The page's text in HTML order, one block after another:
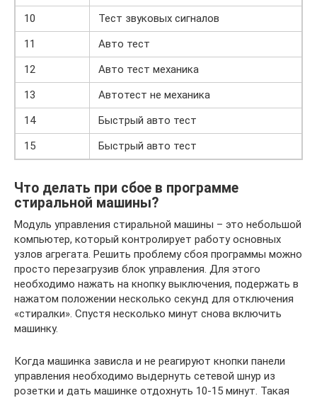
10
Тест звуковых сигналов
11
Авто тест
12
Авто тест механика
13
Автотест не механика
14
Быстрый авто тест
15
Быстрый авто тест
Что делать при сбое в программе
стиральной машины?
Модуль управления стиральной машины – это небольшой
компьютер, который контролирует работу основных
узлов агрегата. Решить проблему сбоя программы можно
просто перезагрузив блок управления. Для этого
необходимо нажать на кнопку выключения, подержать в
нажатом положении несколько секунд для отключения
«стиралки». Спустя несколько минут снова включить
машинку.
Когда машинка зависла и не реагируют кнопки панели
управления необходимо выдернуть сетевой шнур из
розетки и дать машинке отдохнуть 10-15 минут. Такая